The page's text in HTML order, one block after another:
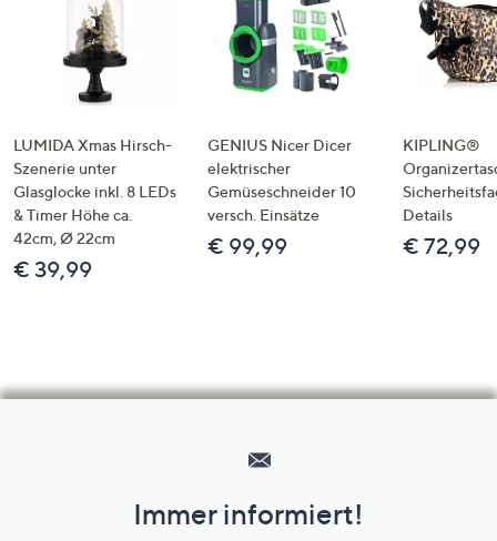
LUMIDA Xmas Hirsch-
Szenerie unter
Glasglocke inkl. 8 LEDs
& Timer Höhe ca.
42cm, Ø 22cm
€ 39,99
GENIUS Nicer Dicer
elektrischer
Gemüseschneider 10
versch. Einsätze
€ 99,99
KIPLING®
Details
€ 72,99
Unternehmensinformationen
Immer informiert!